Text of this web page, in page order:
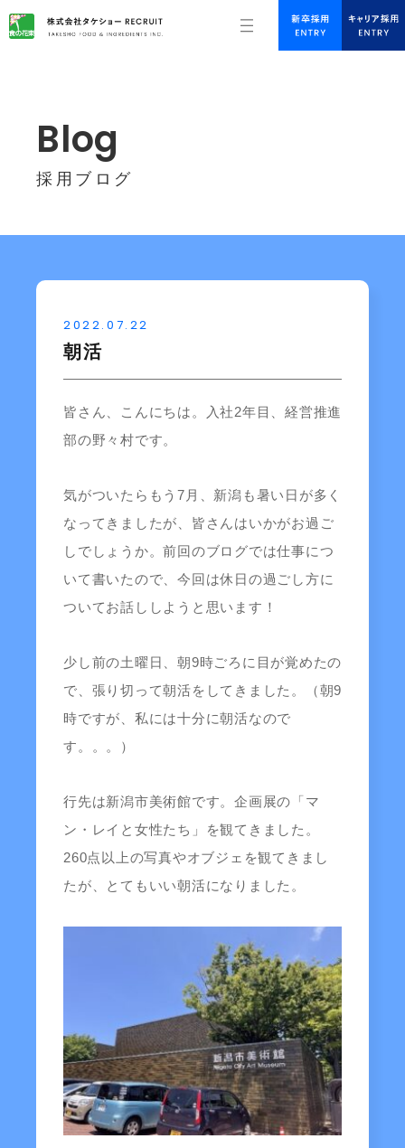
Blog
採用ブログ
2022.07.22
朝活
皆さん、こんにちは。入社2年目、経営推進
部の野々村です。
気がついたらもう7月、新潟も暑い日が多く
なってきましたが、皆さんはいかがお過ご
しでしょうか。前回のブログでは仕事につ
いて書いたので、今回は休日の過ごし方に
ついてお話ししようと思います！
少し前の土曜日、朝9時ごろに目が覚めたの
で、張り切って朝活をしてきました。（朝9
時ですが、私には十分に朝活なので
す。。。）
行先は新潟市美術館です。企画展の「マ
ン・レイと女性たち」を観てきました。
260点以上の写真やオブジェを観てきまし
たが、とてもいい朝活になりました。